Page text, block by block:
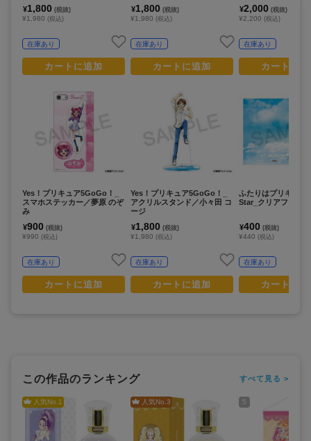
¥1,800 (税抜)
¥1,980 (税込)
在庫あり
カートに追加
Yes！プリキュア5GoGo！_
スマホステッカー／夢原 のぞ
み
¥900 (税抜)
¥990 (税込)
在庫あり
カートに追加
¥1,800 (税抜)
¥1,980 (税込)
在庫あり
カートに追加
Yes！プリキュア5GoGo！_
アクリルスタンド／小々田 コ
ージ
¥1,800 (税抜)
¥1,980 (税込)
在庫あり
カートに追加
¥2,000 (税抜)
¥2,200 (税込)
在庫あり
カートに
ふたりはプリキュ
Star_クリアファイ
¥400 (税抜)
¥440 (税込)
在庫あり
カートに
この作品のランキング すべて見る >
人気No.1 人気No.3 5